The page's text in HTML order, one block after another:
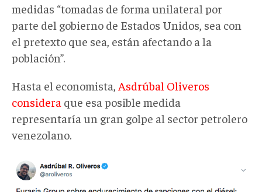
medidas “tomadas de forma unilateral por
parte del gobierno de Estados Unidos, sea con
el pretexto que sea, están afectando a la
población”.
Hasta el economista, Asdrúbal Oliveros
considera que esa posible medida
representaría un gran golpe al sector petrolero
venezolano.